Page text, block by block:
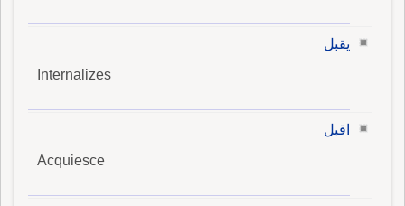
يقبل
Internalizes
اقبل
Acquiesce